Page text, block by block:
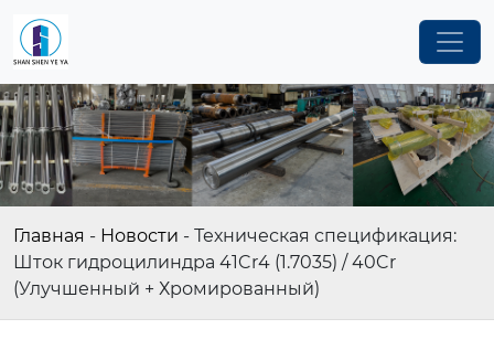
Главная - Новости - Техническая спецификация:
Шток гидроцилиндра 41Cr4 (1.7035) / 40Cr
(Улучшенный + Хромированный)